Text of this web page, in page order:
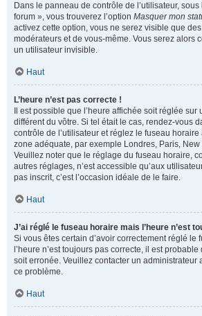
Dans le panneau de contrôle de l’utilisateur,
forum », vous trouverez l’option Masquer mon
activez cette option, vous ne serez visible que
modérateurs et de vous-même. Vous serez alors
un utilisateur invisible.
Haut
L’heure n’est pas correcte !
Il est possible que l’heure affichée soit réglée sur
différent du vôtre. Si tel était le cas, rendez-vous
contrôle de l’utilisateur et réglez le fuseau horaire
zone adéquate, par exemple Londres, Paris, New
Veuillez noter que le réglage du fuseau horaire,
autres réglages, n’est accessible qu’aux
pas inscrit, c’est l’occasion idéale de le faire.
Haut
J’ai réglé le fuseau horaire mais l’heure n’est
Si vous êtes certain d’avoir correctement réglé le
l’heure n’est toujours pas correcte, il est
soit erronée. Veuillez contacter un administrateur
ce problème.
Haut